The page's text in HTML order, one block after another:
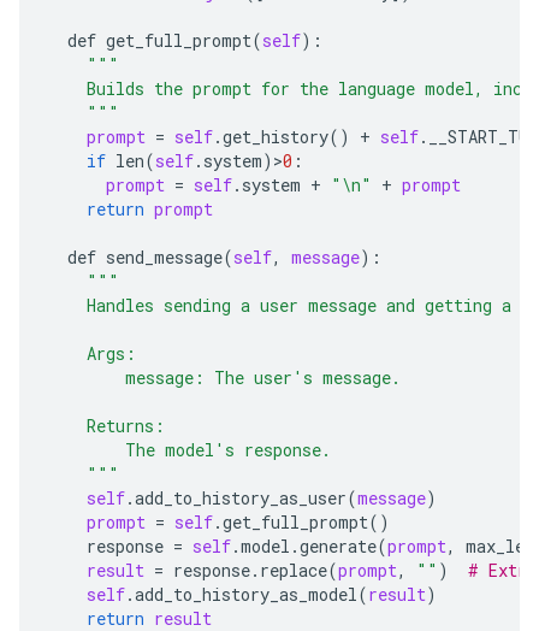
def get_full_prompt(self):
"""
Builds the prompt for the language model,
    """
prompt = self.get_history() + self.
if len(self. system)>0 :
prompt = self. system + "\n" + prompt
return prompt
def send_message(self, message):
"""
Handles sending a user message and getting a
    Args:
        message: The user's message.
    Returns:
        The model's response.
    """
self.add_to_history_as_user(message)
prompt = self.get_full_prompt()
response = self.model .generate(prompt,
result = response. replace(prompt, "" ) #
self.add_to_history_as_model(result)
return result